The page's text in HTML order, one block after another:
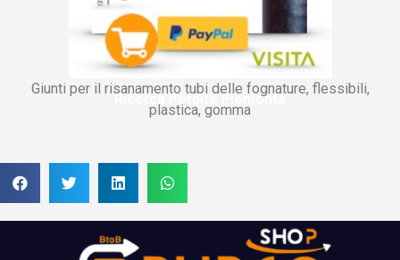
Giunti per il risanamento tubi delle fognature, flessibili,
plastica, gomma
Ricerca Perdite Piemonte